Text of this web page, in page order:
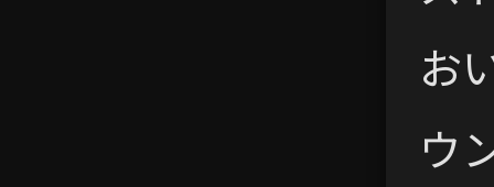
お
ウ